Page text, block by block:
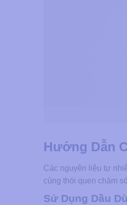
Hướng Dẫn
Các nguyên liệu tự
cùng thói quen chăm
Sử Dụng Dầu